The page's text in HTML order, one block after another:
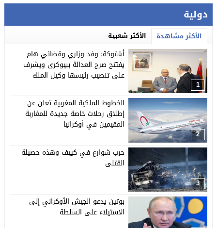
دولية
الأكثر مشاهدة الأكثر شعبية
1
أشتوكة: وفد وزاري وقضائي هام
يفتتح صرح العدالة ببيوكرى ويشرف
على تنصيب رئيسها وكيل الملك
2
الخطوط الملكية المغربية تعلن عن
إطلاق رحلات خاصة جديدة للمغاربة
المقيمين في أوكرانيا
3
حرب شوارع في كييف وهذه حصيلة
القتلى
بوتين يدعو الجيش الأوكراني إلى
الاستيلاء على السلطة